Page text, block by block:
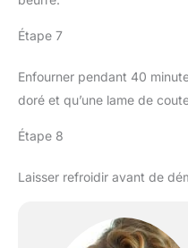
Étape 7
Enfourner pendant 40
doré et qu’une lame de
Étape 8
Laisser refroidir avant de